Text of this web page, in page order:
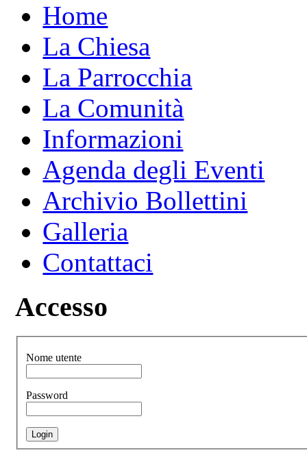
Home
La Chiesa
La Parrocchia
La Comunità
Informazioni
Agenda degli Eventi
Archivio Bollettini
Galleria
Contattaci
Accesso
Nome utente
Password